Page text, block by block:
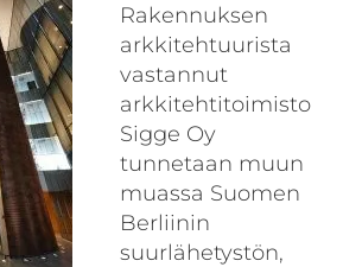
Rakennuksen
arkkitehtuurista
vastannut
arkkitehtitoimisto
Sigge Oy
tunnetaan muun
muassa Suomen
Berliinin
suurlähetystön,